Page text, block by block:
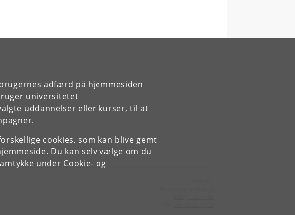
adfærd på hjemmesiden
universitetet
uddannelser eller kurser, til at
cookies, som kan blive gemt
Du kan selv vælge om du
under Cookie- og